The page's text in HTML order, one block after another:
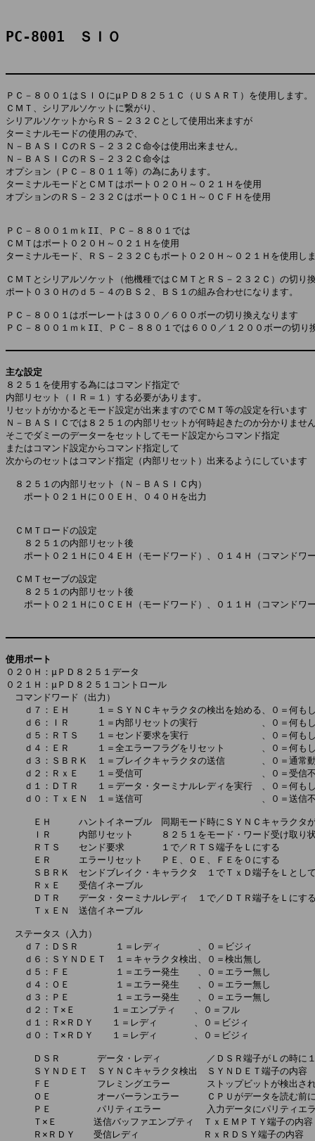
PC-8001　ＳＩＯ
ＰＣ－８００１はＳＩＯにμＰＤ８２５１Ｃ（ＵＳＡＲＴ）を使用します。
ＣＭＴ、シリアルソケットに繋がり、
シリアルソケットからＲＳ－２３２Ｃとして使用出来ますが
ターミナルモードの使用のみで、
Ｎ－ＢＡＳＩＣのＲＳ－２３２Ｃ命令は使用出来ません。
Ｎ－ＢＡＳＩＣのＲＳ－２３２Ｃ命令は
オプション（ＰＣ－８０１１等）の為にあります。
ターミナルモードとＣＭＴはポート０２０Ｈ～０２１Ｈを使用
オプションのＲＳ－２３２Ｃはポート０Ｃ１Ｈ～０ＣＦＨを使用
ＰＣ－８００１ｍｋII、ＰＣ－８８０１では
ＣＭＴはポート０２０Ｈ～０２１Ｈを使用
ターミナルモード、ＲＳ－２３２Ｃもポート０２０Ｈ～０２１Ｈを使用し
ＣＭＴとシリアルソケット（他機種ではＣＭＴとＲＳ－２３２Ｃ）の切り
ポート０３０Ｈのｄ５－４のＢＳ２、ＢＳ１の組み合わせになります。
ＰＣ－８００１はボーレートは３００／６００ボーの切り換えなります
ＰＣ－８００１ｍｋII、ＰＣ－８８０１では６００／１２００ボーの切り
主な設定
８２５１を使用する為にはコマンド指定で
内部リセット（ＩＲ＝１）する必要があります。
リセットがかかるとモード設定が出来ますのでＣＭＴ等の設定を行います
Ｎ－ＢＡＳＩＣでは８２５１の内部リセットが何時起きたのか分かりませ
そこでダミーのデーターをセットしてモード設定からコマンド指定
またはコマンド設定からコマンド指定して
次からのセットはコマンド指定（内部リセット）出来るようにしています
８２５１の内部リセット（Ｎ－ＢＡＳＩＣ内）
ポート０２１Ｈに００ＥＨ、０４０Ｈを出力
ＣＭＴロードの設定
８２５１の内部リセット後
ポート０２１Ｈに０４ＥＨ（モードワード）、０１４Ｈ（コマンドワ
ＣＭＴセーブの設定
８２５１の内部リセット後
ポート０２１Ｈに０ＣＥＨ（モードワード）、０１１Ｈ（コマンドワ
使用ポート
０２０Ｈ：μＰＤ８２５１データ
０２１Ｈ：μＰＤ８２５１コントロール
コマンドワード（出力）
ｄ７：ＥＨ　　　１＝ＳＹＮＣキャラクタの検出を始める、０＝何も
ｄ６：ＩＲ　　　１＝内部リセットの実行　　　　　　　、０＝何も
ｄ５：ＲＴＳ　　１＝センド要求を実行　　　　　　　　、０＝何も
ｄ４：ＥＲ　　　１＝全エラーフラグをリセット　　　　、０＝何も
ｄ３：ＳＢＲＫ　１＝ブレイクキャラクタの送信　　　　、０＝通常
ｄ２：ＲｘＥ　　１＝受信可　　　　　　　　　　　　　、０＝受信
ｄ１：ＤＴＲ　　１＝データ・ターミナルレディを実行　、０＝何も
ｄ０：ＴｘＥＮ　１＝送信可　　　　　　　　　　　　　、０＝送信
ＥＨ　　　ハントイネーブル　同期モード時にＳＹＮＣキャラクタ
ＩＲ　　　内部リセット　　　８２５１をモード・ワード受け取り
ＲＴＳ　　センド要求　　　　１で／ＲＴＳ端子をＬにする
ＥＲ　　　エラーリセット　　ＰＥ、ＯＥ、ＦＥを０にする
ＳＢＲＫ　センドブレイク・キャラクタ　１でＴｘＤ端子をＬとし
ＲｘＥ　　受信イネーブル
ＤＴＲ　　データ・ターミナルレディ　１で／ＤＴＲ端子をＬにす
ＴｘＥＮ　送信イネーブル
ステータス（入力）
ｄ７：ＤＳＲ　　　　１＝レディ　　　　、０＝ビジィ
ｄ６：ＳＹＮＤＥＴ　１＝キャラクタ検出、０＝検出無し
ｄ５：ＦＥ　　　　　１＝エラー発生　　、０＝エラー無し
ｄ４：ＯＥ　　　　　１＝エラー発生　　、０＝エラー無し
ｄ３：ＰＥ　　　　　１＝エラー発生　　、０＝エラー無し
ｄ２：Ｔ×Ｅ　　　　１＝エンプティ　　、０＝フル
ｄ１：Ｒ×ＲＤＹ　　１＝レディ　　　　、０＝ビジィ
ｄ０：Ｔ×ＲＤＹ　　１＝レディ　　　　、０＝ビジィ
ＤＳＲ　　　　データ・レディ　　　　　／ＤＳＲ端子がＬの時に
ＳＹＮＤＥＴ　ＳＹＮＣキャラクタ検出　ＳＹＮＤＥＴ端子の内容
ＦＥ　　　　　フレミングエラー　　　　ストップビットが検出さ
ＯＥ　　　　　オーバーランエラー　　　ＣＰＵがデータを読む前
ＰＥ　　　　　パリティエラー　　　　　入力データにパリティエ
Ｔ×Ｅ　　　　送信バッファエンプティ　ＴｘＥＭＰＴＹ端子の内容
Ｒ×ＲＤＹ　　受信レディ　　　　　　　ＲｘＲＤＳＹ端子の内容